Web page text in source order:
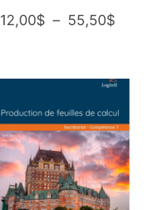
12,00$ – 55,50$
à